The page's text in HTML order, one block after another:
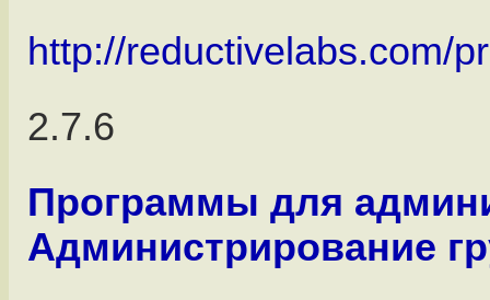
http://reductivelabs.com/
2.7.6
Программы для
Администрирование